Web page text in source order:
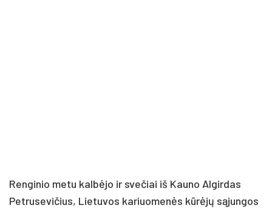
Renginio metu kalbėjo ir svečiai iš Kauno Algirdas
Petrusevičius, Lietuvos kariuomenės kūrėjų sąjungos